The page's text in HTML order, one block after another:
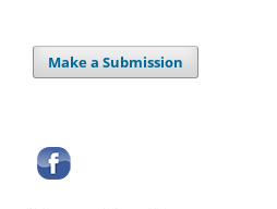
Make a Submission